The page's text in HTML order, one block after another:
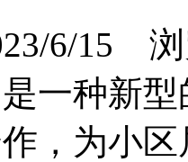
6/15
一种新
作，为小